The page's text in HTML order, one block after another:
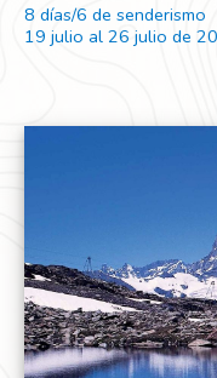
8 días/6 de senderismo
19 julio al 26 julio de